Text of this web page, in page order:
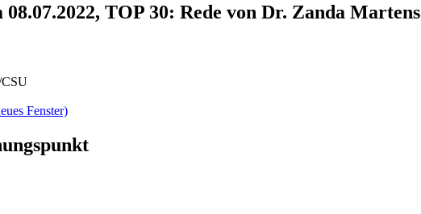
08.07.2022, TOP 30: Rede von Dr. Zanda Martens
CSU
Fenster)